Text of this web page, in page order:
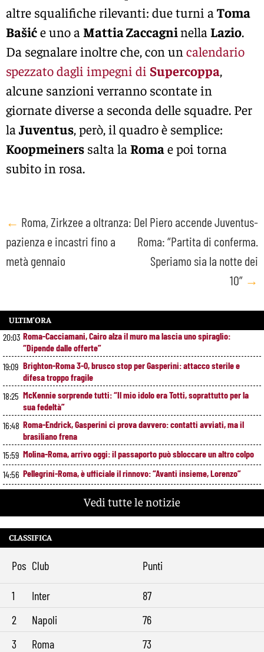
altre squalifiche rilevanti: due turni a Toma
Bašiće uno a Mattia Zaccagninella Lazio.
Da segnalare inoltre che, con un calendario
spezzato dagli impegni di Supercoppa,
alcune sanzioni verranno scontate in
giornate diverse a seconda delle squadre. Per
la Juventus, però, il quadro è semplice:
Koopmeiners salta la Romae poi torna
subito in rosa.
Post
navigation
← Roma, Zirkzee a oltranza:
pazienza e incastri fino a
metà gennaio
Del Piero accende Juventus-
Roma: “Partita di conferma.
Speriamo sia la notte dei
10” →
ULTIM’ORA
20:03 Roma-Cacciamani, Cairo alza il muro ma lascia uno spiraglio:
“Dipende dalle offerte”
19:09 Brighton-Roma 3-0, brusco stop per Gasperini: attacco sterile e
difesa troppo fragile
18:25 McKennie sorprende tutti: “Il mio idolo era Totti, soprattutto per la
sua fedeltà”
16:48 Roma-Endrick, Gasperini ci prova davvero: contatti avviati, ma il
brasiliano frena
15:59 Molina-Roma, arrivo oggi: il passaporto può sbloccare un altro colpo
14:56 Pellegrini-Roma, è ufficiale il rinnovo: “Avanti insieme, Lorenzo”
11:49 Brighton-Roma, ultimo test per Gasperini. Pellegrini fa le visite e
10:41
Rowe chiude alla Roma: “Sono concentrato sul Bologna”. Poi esalta
Castro e Dovbyk
9:32
Mercato Roma, Gasperini aspetta ancora il suo trequartista: Nusa
Vedi tutte le notizie
CLASSIFICA
Pos Club Punti
1 Inter
87
2
Napoli
76
3
Roma
73